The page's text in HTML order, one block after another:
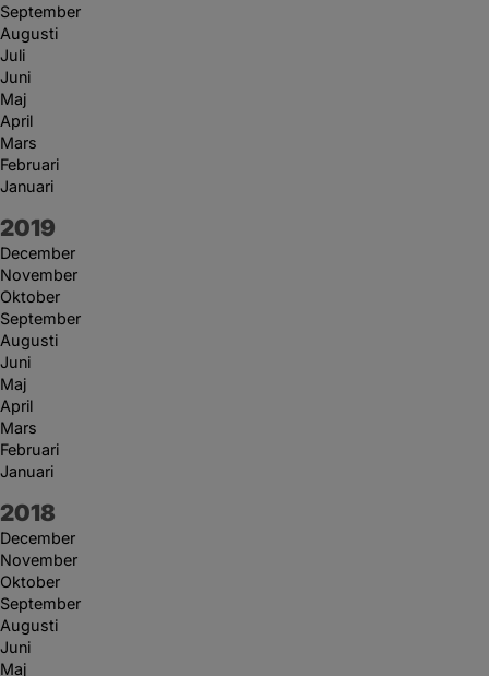
September
Augusti
Juli
Juni
Maj
April
Mars
Februari
Januari
År:
2019
December
November
Oktober
September
Augusti
Juni
Maj
April
Mars
Februari
Januari
År:
2018
December
November
Oktober
September
Augusti
Juni
Maj